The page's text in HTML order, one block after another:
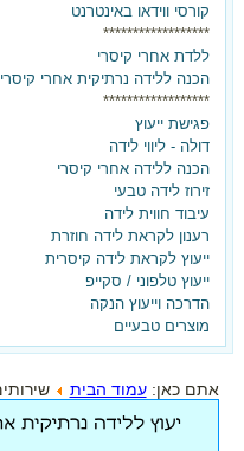
קורסי ווידאו באינטרנט
******************
ללדת אחרי קיסרי
הכנה ללידה נרתיקית אחרי קיסרי
******************
פגישת ייעוץ
דולה - ליווי לידה
הכנה ללידה אחרי קיסרי
זירוז לידה טבעי
עיבוד חווית לידה
רענון לקראת לידה חוזרת
ייעוץ לקראת לידה קיסרית
ייעוץ טלפוני / סקייפ
הדרכה וייעוץ הנקה
מוצרים טבעיים
אתם כאן:עמוד הבית
בלידה
ועכשיו
המדריך ללידה